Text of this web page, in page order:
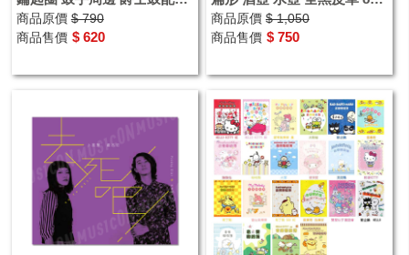
吊飾 禮品
商品原價 $ 790
商品售價 $ 620
吉他手禮品
商品原價 $ 1,050
商品售價 $ 750